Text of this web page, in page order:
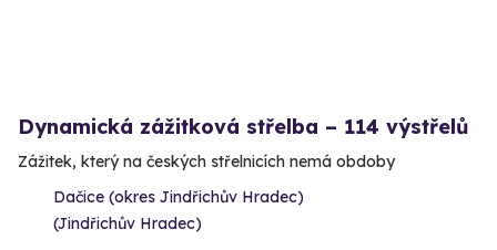
Dynamická zážitková střelba – 114 výstřelů
Zážitek, který na českých střelnicích nemá obdoby
Dačice (okres Jindřichův Hradec)
(Jindřichův Hradec)